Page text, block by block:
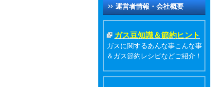
運営者情報・会社概要
ガス豆知識＆節約ヒント
ガスに関するあんな事こんな事
＆ガス節約レシピなどご紹介！